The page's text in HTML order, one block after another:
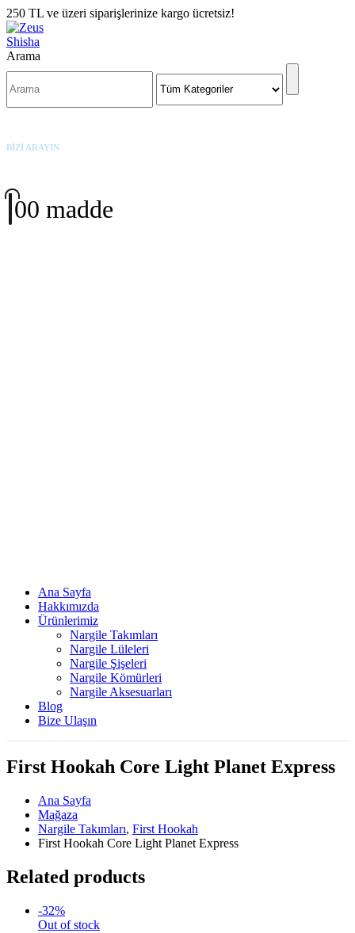
250 TL ve üzeri siparişlerinize kargo ücretsiz!
Arama
BİZİ ARAYIN
00 madde
Ana Sayfa
Hakkımızda
Ürünlerimiz
Nargile Takımları
Nargile Lüleleri
Nargile Şişeleri
Nargile Kömürleri
Nargile Aksesuarları
Blog
Bize Ulaşın
First Hookah Core Light Planet Express
Ana Sayfa
Mağaza
Nargile Takımları, First Hookah
First Hookah Core Light Planet Express
Related products
-32%
Out of stock